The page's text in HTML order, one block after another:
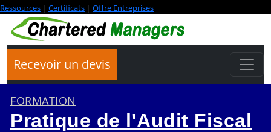
Ressources | Certificats | Offre Entreprises
Recevoir un devis
FORMATION
Pratique de l'Audit Fiscal